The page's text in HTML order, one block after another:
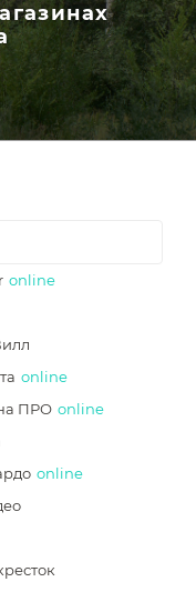
online
online
ПРО online
online